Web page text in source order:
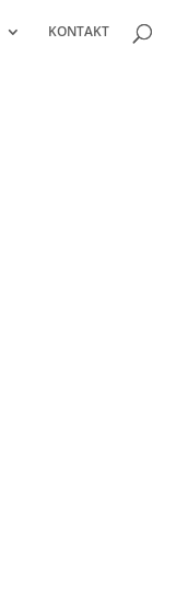
KONTAKT